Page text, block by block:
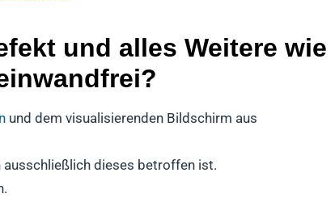
und alles Weitere wie
und dem visualisierenden Bildschirm aus
ausschließlich dieses betroffen ist.